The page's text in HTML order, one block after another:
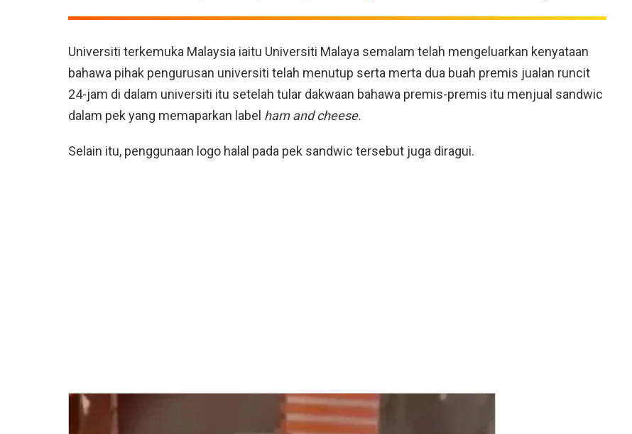
Universiti terkemuka Malaysia iaitu Universiti Malaya semalam telah mengeluarkan kenyataan
bahawa pihak pengurusan universiti telah menutup serta merta dua buah premis jualan runcit
24-jam di dalam universiti itu setelah tular dakwaan bahawa premis-premis itu menjual sandwic
dalam pek yang memaparkan label ham and cheese.
Selain itu, penggunaan logo halal pada pek sandwic tersebut juga diragui.